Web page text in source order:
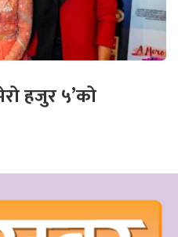
हजुर ५’को